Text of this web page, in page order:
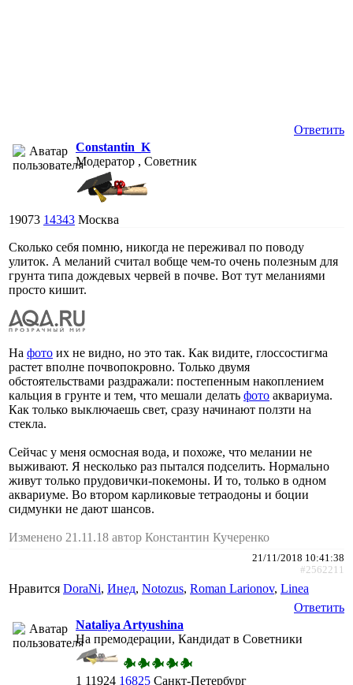
Ответить
Constantin_K
Модератор , Советник
19073 14343 Москва
Сколько себя помню, никогда не переживал по поводу
улиток. А меланий считал вобще чем-то очень полезным для
грунта типа дождевых червей в почве. Вот тут меланиями
просто кишит.
На фото их не видно, но это так. Как видите, глоссостигма
растет вполне почвопокровно. Только двумя
обстоятельствами раздражали: постепенным накоплением
кальция в грунте и тем, что мешали делать фото аквариума.
Как только выключаешь свет, сразу начинают ползти на
стекла.
Сейчас у меня осмосная вода, и похоже, что мелании не
выживают. Я несколько раз пытался подселить. Нормально
живут только прудовички-покемоны. И то, только в одном
аквариуме. Во втором карликовые тетраодоны и боции
сидмунки не дают шансов.
Изменено 21.11.18 автор Константин Кучеренко
21/11/2018 10:41:38
#2562211
Нравится DoraNi, Инед, Notozus, Roman Larionov, Linea
Ответить
Nataliya Artyushina
На премодерации, Кандидат в Советники
1 11924 16825 Санкт-Петербург